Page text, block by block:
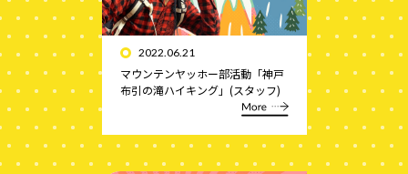
2022.06.21
マウンテンヤッホー部活動「神戸
布引の滝ハイキング」(スタッフ)